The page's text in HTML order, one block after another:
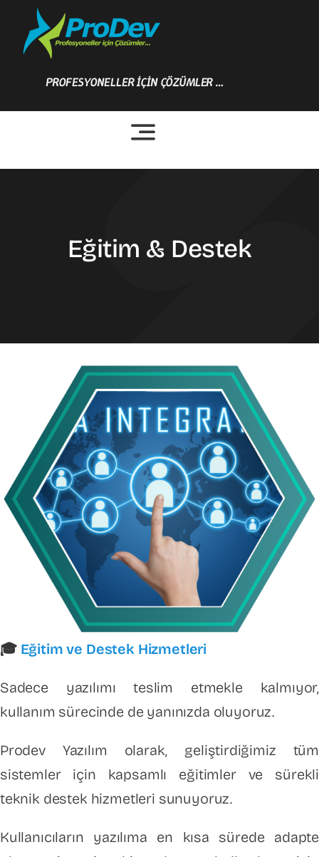
content
PROFESYONELLER İÇİN ÇÖZÜMLER …
Eğitim & Destek
🎓 Eğitim ve Destek Hizmetleri
Sadece yazılımı teslim etmekle kalmıyor,
kullanım sürecinde de yanınızda oluyoruz.
Prodev Yazılım olarak, geliştirdiğimiz tüm
sistemler için kapsamlı eğitimler ve sürekli
teknik destek hizmetleri sunuyoruz.
Kullanıcıların yazılıma en kısa sürede adapte